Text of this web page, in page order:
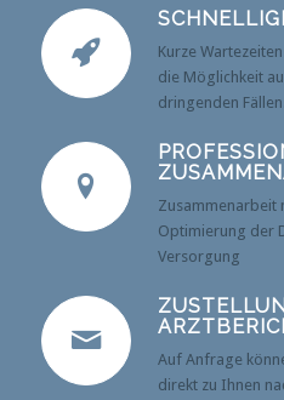
Kurze
die Möglichkeit
dringenden
Zusammenarbeit
Optimierung der
Versorgung
Auf Anfrage
direkt zu Ihnen